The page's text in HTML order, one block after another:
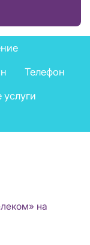
Телефон
на